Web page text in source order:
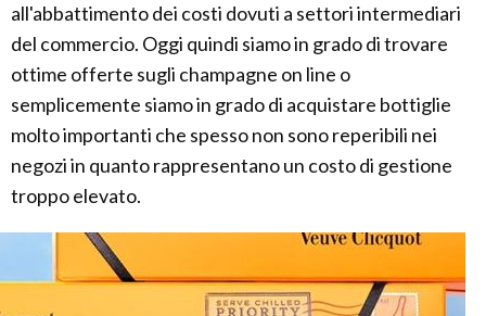
all'abbattimento dei costi dovuti a settori intermediari
del commercio. Oggi quindi siamo in grado di trovare
ottime offerte sugli champagne on line o
semplicemente siamo in grado di acquistare bottiglie
molto importanti che spesso non sono reperibili nei
negozi in quanto rappresentano un costo di gestione
troppo elevato.